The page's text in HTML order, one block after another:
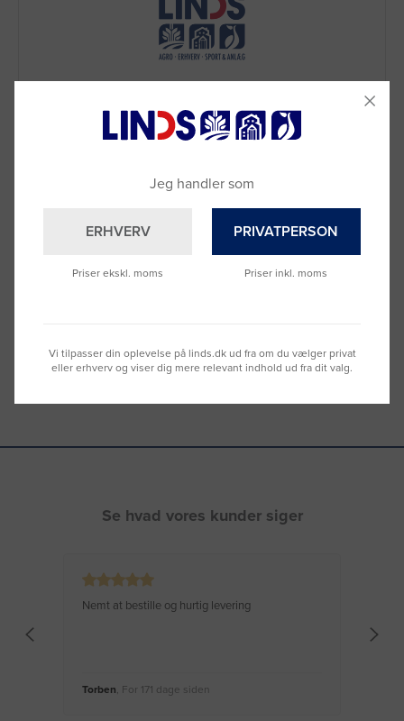
Brug for hjælp?
Vi sidder klar til at hjælpe dig.
Se hvad vores kunder siger
Nemt at bestille og hurtig levering
Torben , For 171 dage siden
Jeg handler som
ERHVERV
Priser ekskl. moms
PRIVATPERSON
Priser inkl. moms
Vi tilpasser din oplevelse på linds.dk ud fra om du vælger privat
eller erhverv og viser dig mere relevant indhold ud fra dit valg.